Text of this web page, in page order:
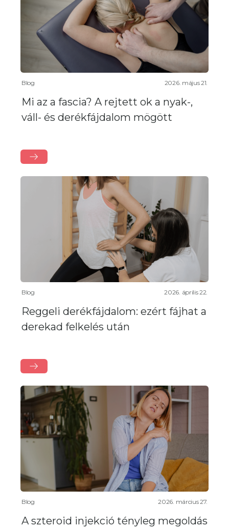
Blog 2026. május 21.
Mi az a fascia? A rejtett ok a nyak-,
váll- és derékfájdalom mögött
Blog 2026. április 22.
Reggeli derékfájdalom: ezért fájhat a
derekad felkelés után
Blog 2026. március 27.
A szteroid injekció tényleg megoldás